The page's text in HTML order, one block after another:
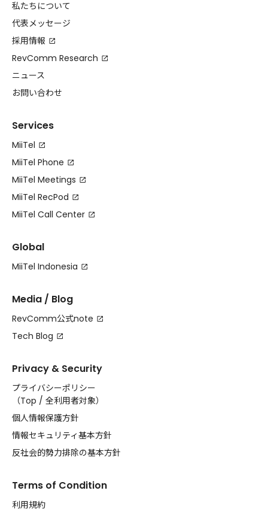
私たちについて
代表メッセージ
採用情報
RevComm Research
ニュース
お問い合わせ
Services
MiiTel
MiiTel Phone
MiiTel Meetings
MiiTel RecPod
MiiTel Call Center
Global
MiiTel Indonesia
Media / Blog
RevComm公式note
Tech Blog
Privacy & Security
プライバシーポリシー
（Top / 全利用者対象）
個人情報保護方針
情報セキュリティ基本方針
反社会的勢力排除の基本方針
Terms of Condition
利用規約